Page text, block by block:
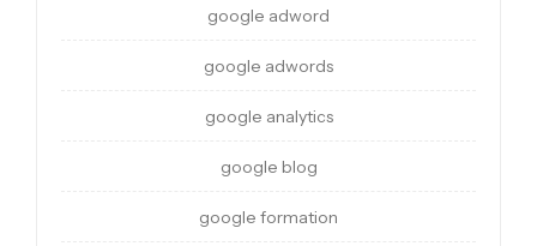
google adword
google adwords
google analytics
google blog
google formation